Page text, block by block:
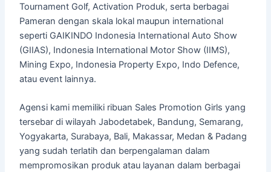
Tournament Golf, Activation Produk, serta berbagai
Pameran dengan skala lokal maupun international
seperti GAIKINDO Indonesia International Auto Show
(GIIAS), Indonesia International Motor Show (IIMS),
Mining Expo, Indonesia Property Expo, Indo Defence,
atau event lainnya.
Agensi kami memiliki ribuan Sales Promotion Girls yang
tersebar di wilayah Jabodetabek, Bandung, Semarang,
Yogyakarta, Surabaya, Bali, Makassar, Medan & Padang
yang sudah terlatih dan berpengalaman dalam
mempromosikan produk atau layanan dalam berbagai